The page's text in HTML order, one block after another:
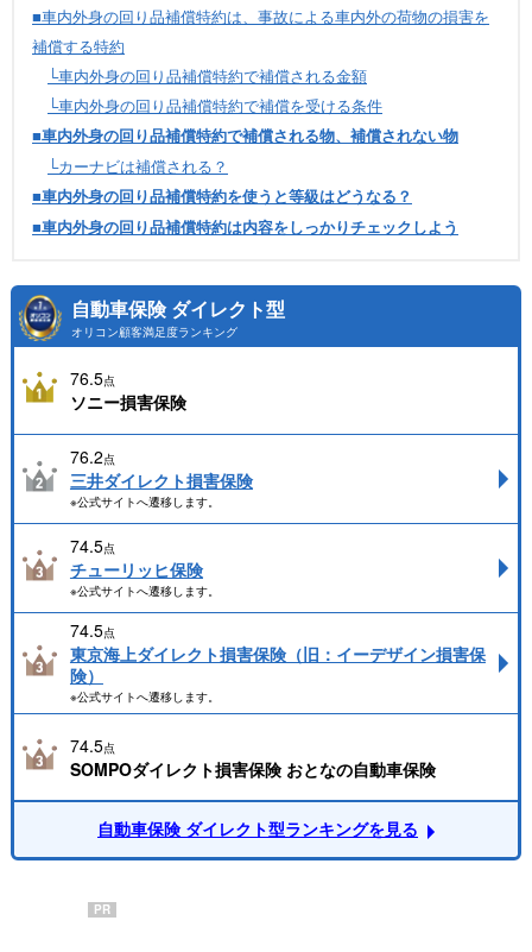
■車内外身の回り品補償特約は、事故による車内外の荷物の損害を
補償する特約
└車内外身の回り品補償特約で補償される金額
└車内外身の回り品補償特約で補償を受ける条件
■車内外身の回り品補償特約で補償される物、補償されない物
└カーナビは補償される？
■車内外身の回り品補償特約を使うと等級はどうなる？
■車内外身の回り品補償特約は内容をしっかりチェックしよう
自動車保険 ダイレクト型
オリコン顧客満足度ランキング
76.5点
ソニー損害保険
76.2点
三井ダイレクト損害保険
※公式サイトへ遷移します。
74.5点
チューリッヒ保険
※公式サイトへ遷移します。
74.5点
東京海上ダイレクト損害保険（旧：イーデザイン損害保
険）
※公式サイトへ遷移します。
74.5点
SOMPOダイレクト損害保険 おとなの自動車保険
自動車保険 ダイレクト型ランキングを見る
PR